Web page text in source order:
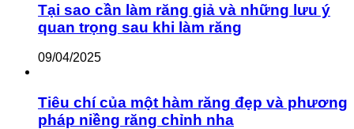
Tại sao cần làm răng giả và những lưu ý
quan trọng sau khi làm răng
09/04/2025
Tiêu chí của một hàm răng đẹp và phương
pháp niềng răng chỉnh nha